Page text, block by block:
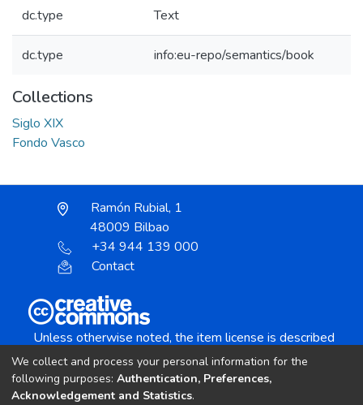
dc.type Text
dc.type info:eu-repo/semantics/book
Collections
Siglo XIX
Fondo Vasco
Ramón Rubial, 1
48009 Bilbao
+34 944 139 000
Contact
Unless otherwise noted, the item license is described
Creative Commons Attribution-NonCommercial-
We collect and process your personal information for the
following purposes: Authentication, Preferences,
Acknowledgement and Statistics.